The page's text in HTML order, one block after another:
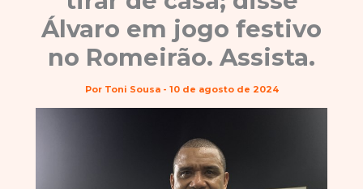
Álvaro em jogo festivo
no Romeirão. Assista.
Por Toni Sousa - 10 de agosto de 2024